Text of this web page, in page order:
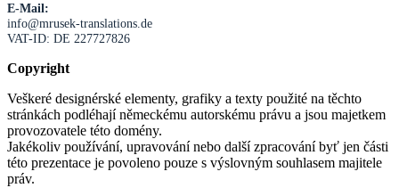
E-Mail:
info@mrusek-translations.de
VAT-ID: DE 227727826
Copyright
Veškeré designérské elementy, grafiky a texty použité na těchto
stránkách podléhají německému autorskému právu a jsou majetkem
provozovatele této domény.
Jakékoliv používání, upravování nebo další zpracování byť jen části
této prezentace je povoleno pouze s výslovným souhlasem majitele
práv.